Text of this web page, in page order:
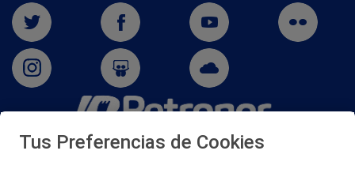
San Martín 5-Edificio Muñatones,
Tus Preferencias de Cookies